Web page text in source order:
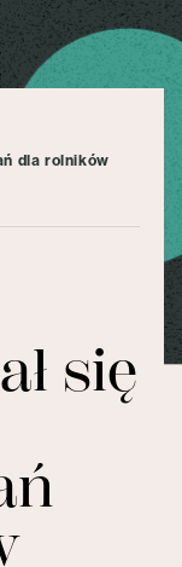
dla rolników
się